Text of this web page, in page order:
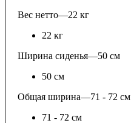
Вес нетто—22 кг
22 кг
Ширина сиденья—50 см
50 см
Общая ширина—71 - 72 см
71 - 72 см